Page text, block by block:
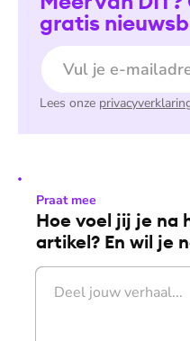
gratis
E-mailadres
Lees onze
Praat mee
Hoe voel jij je na
artikel? En wil je